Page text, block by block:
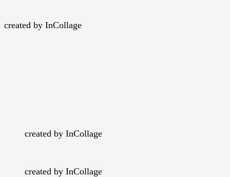
created by InCollage
created by InCollage
created by InCollage